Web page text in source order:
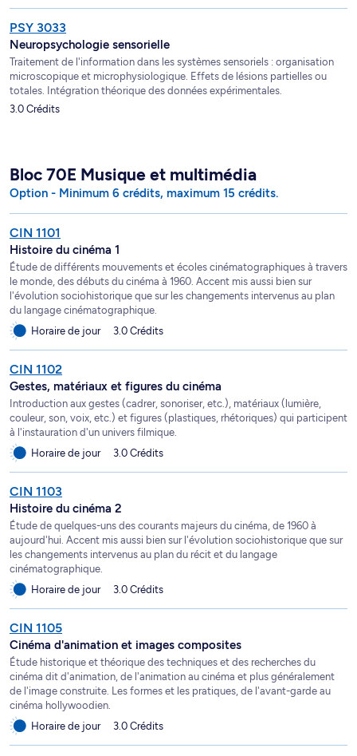
PSY 3033
Neuropsychologie sensorielle
Traitement de l'information dans les systèmes sensoriels : organisation
microscopique et microphysiologique. Effets de lésions partielles ou
totales. Intégration théorique des données expérimentales.
3.0 Crédits
Bloc 70E Musique et multimédia
Option - Minimum 6 crédits, maximum 15 crédits.
CIN 1101
Histoire du cinéma 1
Étude de différents mouvements et écoles cinématographiques à travers
le monde, des débuts du cinéma à 1960. Accent mis aussi bien sur
l'évolution sociohistorique que sur les changements intervenus au plan
du langage cinématographique.
Horaire de jour
3.0 Crédits
CIN 1102
Gestes, matériaux et figures du cinéma
Introduction aux gestes (cadrer, sonoriser, etc.), matériaux (lumière,
couleur, son, voix, etc.) et figures (plastiques, rhétoriques) qui participent
à l'instauration d'un univers filmique.
Horaire de jour
3.0 Crédits
CIN 1103
Histoire du cinéma 2
Étude de quelques-uns des courants majeurs du cinéma, de 1960 à
aujourd'hui. Accent mis aussi bien sur l'évolution sociohistorique que sur
les changements intervenus au plan du récit et du langage
cinématographique.
Horaire de jour
3.0 Crédits
CIN 1105
Cinéma d'animation et images composites
Étude historique et théorique des techniques et des recherches du
cinéma dit d'animation, de l'animation au cinéma et plus généralement
de l'image construite. Les formes et les pratiques, de l'avant-garde au
cinéma hollywoodien.
Horaire de jour
3.0 Crédits